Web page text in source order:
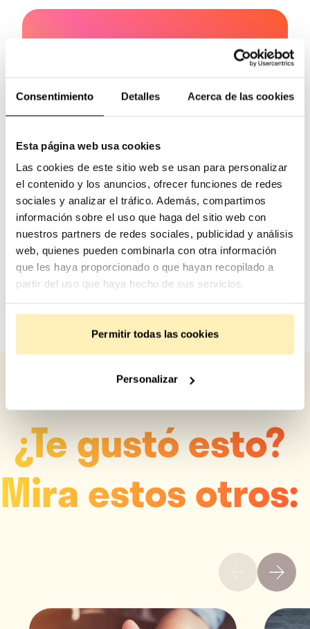
Consentimiento Detalles Acerca de las cookies
Esta página web usa cookies
Las cookies de este sitio web se usan para personalizar
el contenido y los anuncios, ofrecer funciones de redes
sociales y analizar el tráfico. Además, compartimos
información sobre el uso que haga del sitio web con
nuestros partners de redes sociales, publicidad y análisis
web, quienes pueden combinarla con otra información
que les haya proporcionado o que hayan recopilado a
partir del uso que haya hecho de sus servicios.
Permitir todas las cookies
Personalizar
oportunidades de inversión en Fundeen.
SUSCRIBIRME
¿Te gustó esto?
Mira estos otros: